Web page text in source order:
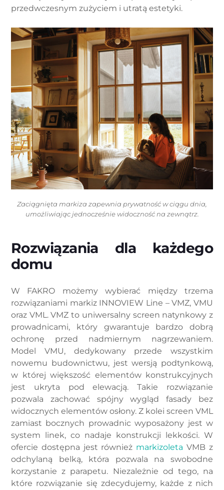
przedwczesnym zużyciem i utratą estetyki.
Zaciągnięta markiza zapewnia prywatność w ciągu dnia,
umożliwiając jednocześnie widoczność na zewnątrz.
Rozwiązania dla każdego
domu
W FAKRO możemy wybierać między trzema
rozwiązaniami markiz INNOVIEW Line – VMZ, VMU
oraz VML. VMZ to uniwersalny screen natynkowy z
prowadnicami, który gwarantuje bardzo dobrą
ochronę przed nadmiernym nagrzewaniem.
Model VMU, dedykowany przede wszystkim
nowemu budownictwu, jest wersją podtynkową,
w której większość elementów konstrukcyjnych
jest ukryta pod elewacją. Takie rozwiązanie
pozwala zachować spójny wygląd fasady bez
widocznych elementów osłony. Z kolei screen VML
zamiast bocznych prowadnic wyposażony jest w
system linek, co nadaje konstrukcji lekkości. W
ofercie dostępna jest również markizoleta VMB z
odchylaną belką, która pozwala na swobodne
korzystanie z parapetu. Niezależnie od tego, na
które rozwiązanie się zdecydujemy, każde z nich